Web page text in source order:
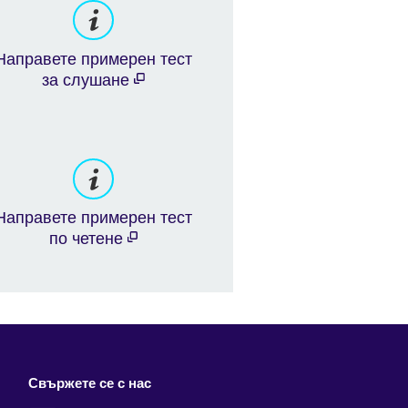
примерен тест
за слушане
примерен тест
по четене
Свържете се с нас